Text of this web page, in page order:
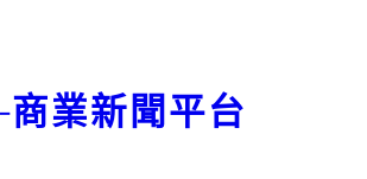
業新聞平台